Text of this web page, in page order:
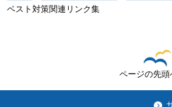
ベスト対策関連リンク集
ページの先頭